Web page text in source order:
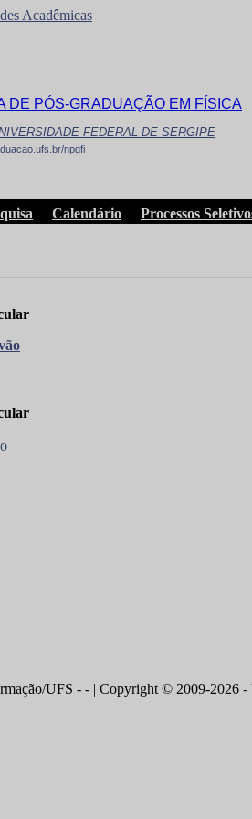
Acadêmicas
DE PÓS-GRADUAÇÃO EM FÍSICA
FEDERAL DE SERGIPE
npgfi
Calendário Processos
UFS - - | Copyright © 2009-2026 -